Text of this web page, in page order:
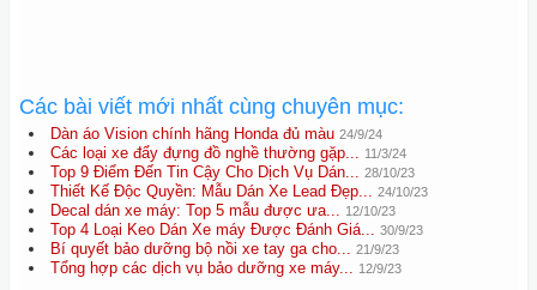
Các bài viết mới nhất cùng chuyên mục:
Dàn áo Vision chính hãng Honda đủ màu 24/9/24
Các loại xe đẩy đựng đồ nghề thường gặp... 11/3/24
Top 9 Điểm Đến Tin Cậy Cho Dịch Vụ Dán... 28/10/23
Thiết Kế Độc Quyền: Mẫu Dán Xe Lead Đẹp... 24/10/23
Decal dán xe máy: Top 5 mẫu được ưa... 12/10/23
Top 4 Loại Keo Dán Xe máy Được Đánh Giá... 30/9/23
Bí quyết bảo dưỡng bộ nồi xe tay ga cho... 21/9/23
Tổng hợp các dịch vụ bảo dưỡng xe máy... 12/9/23